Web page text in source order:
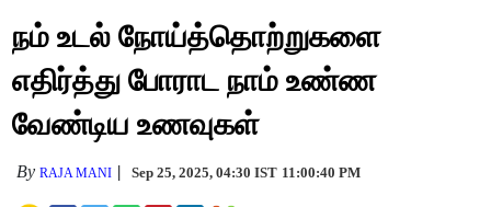
நம் உடல் நோய்த்தொற்றுகளை
எதிர்த்து போராட நாம் உண்ண
வேண்டிய உணவுகள்
ByRAJA MANI Sep 25, 2025, 04:30 IST 11:00:40 PM